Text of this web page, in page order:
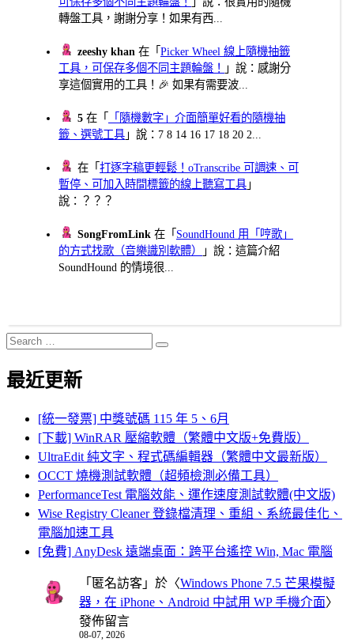
轉盤工具，謝謝分享！如果有西...
zeeshy khan 在「Picker Wheel 線上隨機抽籤
工具，可保存多個不同主題輪盤！
」說：感謝分
享這個實用的工具！🎉 如果有需要波...
5 在「
「隨機數字」介面簡單好看的隨機抽
籤、選號工具 」說：7 8 14 16 17 18 20 2...
在「打逐字稿更輕鬆！oTranscribe 可調速、可
暫停、可加入時間標籤的線上聽寫工具 」
說：？？？
SongFromLink 在「 SoundHound 用「哼歌」
的方式找歌（音樂識別軟體）
」說：這篇介紹
SoundHound 的情境很...
Search
for:
Search
最近更新
[統一發票] 中獎號碼 115 年 5、6月
[下載] WinRAR 壓縮軟體（繁體中文版+免費版）
UltraEdit 純文字、程式碼編輯器（繁體中文最新版）
OCCT 燒機測試軟體（超頻檢測必備工具）
PerformanceTest 電腦效能、運作速度測試軟體(中文版)
Wise Registry Cleaner 登錄檔清理、重組、系統最佳化、
電腦加速工具
[免費] AnyDesk 遠端桌面：跨平台遙控 Win, Mac 電腦
「 匿名訪客 」於〈Windows Phone 7.5 芒果模擬
器，在 iPhone、Android 中試用 WP 手機介面〉
發佈留言
08-07, 2026